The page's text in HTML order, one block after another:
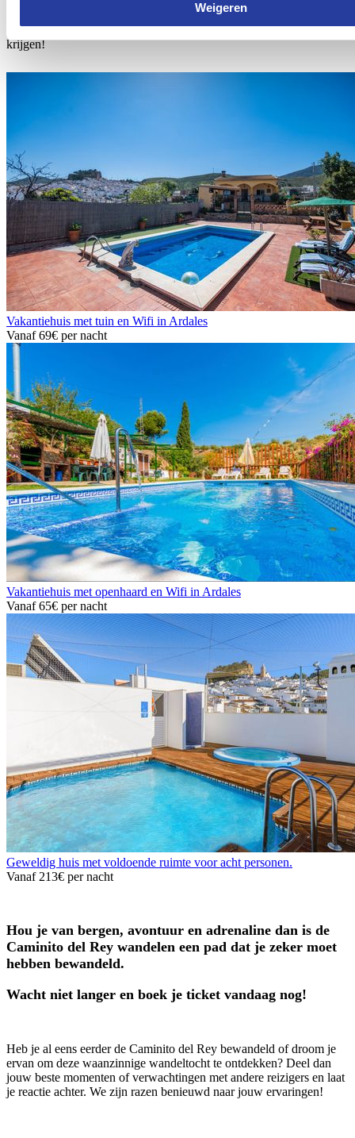
Weigeren
van ontspanning en comfort in een prachtige natuurrijke omgeving
in Andalusië! We verzekeren je dat je hier geen spijt van gaat
krijgen!
Vakantiehuis met tuin en Wifi in Ardales
Vanaf69€ per nacht
Vakantiehuis met openhaard en Wifi in Ardales
Vanaf65€ per nacht
Geweldig huis met voldoende ruimte voor acht personen.
Vanaf 213€ per nacht
Hou je van bergen, avontuur en adrenaline dan is de
Caminito del Rey wandelen een pad dat je zeker moet
hebben bewandeld.
Wacht niet langer en boek je ticket vandaag nog!
Heb je al eens eerder de Caminito del Rey bewandeld of droom je
ervan om deze waanzinnige wandeltocht te ontdekken? Deel dan
jouw beste momenten of verwachtingen met andere reizigers en laat
je reactie achter. We zijn razen benieuwd naar jouw ervaringen!